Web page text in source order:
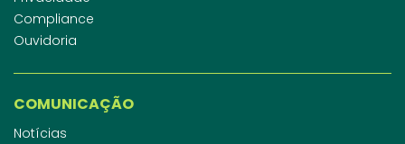
Compliance
Ouvidoria
COMUNICAÇÃO
Notícias